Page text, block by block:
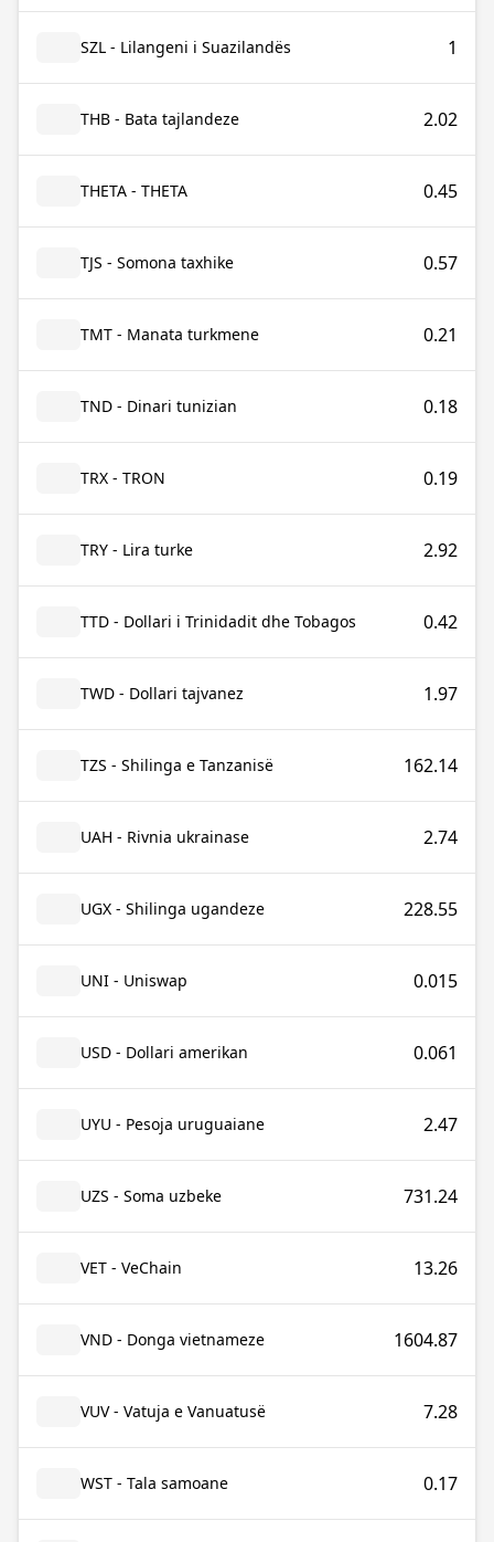
SZL - Lilangeni i Suazilandës 1
THB - Bata tajlandeze 2.02
THETA - THETA 0.45
TJS - Somona taxhike 0.57
TMT - Manata turkmene 0.21
TND - Dinari tunizian 0.18
TRX - TRON 0.19
TRY - Lira turke 2.92
TTD - Dollari i Trinidadit dhe Tobagos 0.42
TWD - Dollari tajvanez 1.97
TZS - Shilinga e Tanzanisë 162.14
UAH - Rivnia ukrainase 2.74
UGX - Shilinga ugandeze 228.55
UNI - Uniswap 0.015
USD - Dollari amerikan 0.061
UYU - Pesoja uruguaiane 2.47
UZS - Soma uzbeke 731.24
VET - VeChain 13.26
VND - Donga vietnameze 1604.87
VUV - Vatuja e Vanuatusë 7.28
WST - Tala samoane 0.17